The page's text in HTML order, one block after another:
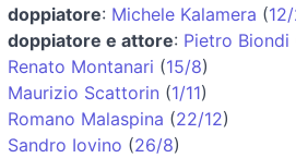
doppiatore: Michele Kalamera (
doppiatore e attore: Pietro Biondi
Renato Montanari (15/8)
Maurizio Scattorin (1/11)
Romano Malaspina (22/12)
Sandro Iovino (26/8)